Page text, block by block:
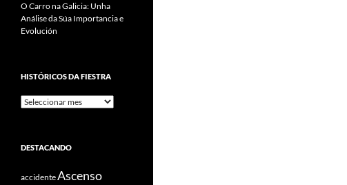
O Carro na Galicia: Unha
Análise da Súa Importancia e
Evolución
HISTÓRICOS DA FIESTRA
Históricos
DESTACANDO
accidenteAscenso